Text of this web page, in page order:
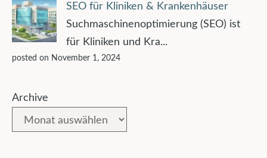
SEO für Kliniken & Krankenhäuser
Suchmaschinenoptimierung (SEO) ist
für Kliniken und Kra...
posted on November 1, 2024
Archive